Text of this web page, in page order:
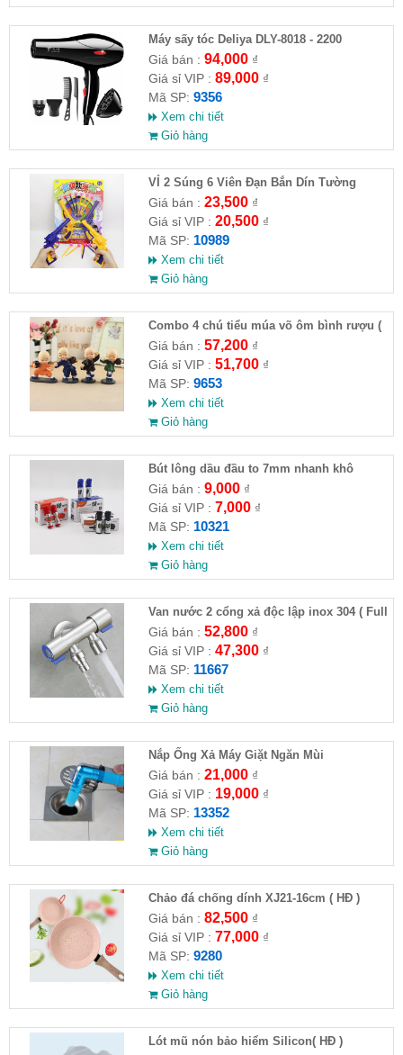
Máy sấy tóc Deliya DLY-8018 - 2200
Giá bán : 94,000₫
Giá sỉ VIP : 89,000₫
Mã SP: 9356
Xem chi tiết
Giỏ hàng
VỈ 2 Súng 6 Viên Đạn Bắn Dín Tường
Giá bán : 23,500₫
Giá sỉ VIP : 20,500₫
Mã SP: 10989
Xem chi tiết
Giỏ hàng
Combo 4 chú tiểu múa võ ôm bình rượu (
HĐ )
Giá bán : 57,200₫
Giá sỉ VIP : 51,700₫
Mã SP: 9653
Xem chi tiết
Giỏ hàng
Bút lông dầu đầu to 7mm nhanh khô
Giá bán : 9,000₫
Giá sỉ VIP : 7,000₫
Mã SP: 10321
Xem chi tiết
Giỏ hàng
Van nước 2 cổng xả độc lập inox 304 ( Full
VAT )
Giá bán : 52,800₫
Giá sỉ VIP : 47,300₫
Mã SP: 11667
Xem chi tiết
Giỏ hàng
Nắp Ống Xả Máy Giặt Ngăn Mùi
Giá bán : 21,000₫
Giá sỉ VIP : 19,000₫
Mã SP: 13352
Xem chi tiết
Giỏ hàng
Chảo đá chống dính XJ21-16cm ( HĐ )
Giá bán : 82,500₫
Giá sỉ VIP : 77,000₫
Mã SP: 9280
Xem chi tiết
Giỏ hàng
Lót mũ nón bảo hiểm Silicon( HĐ )